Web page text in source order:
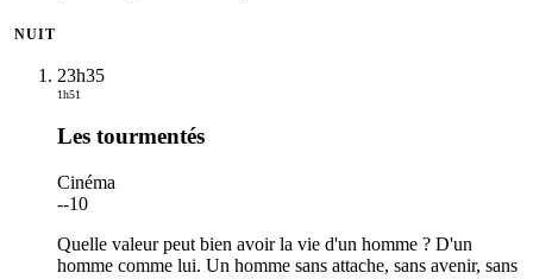
NUIT
23h35
1h51
Les tourmentés
Cinéma
--10
Quelle valeur peut bien avoir la vie d'un homme ? D'un
homme comme lui. Un homme sans attache, sans avenir, sans